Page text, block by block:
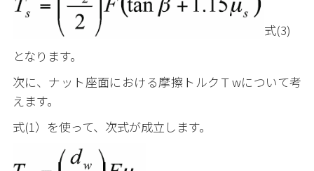
式(3)
となります。
次に、ナット座面における摩擦トルクＴwについて考
えます。
式(1）を使って、次式が成立します。